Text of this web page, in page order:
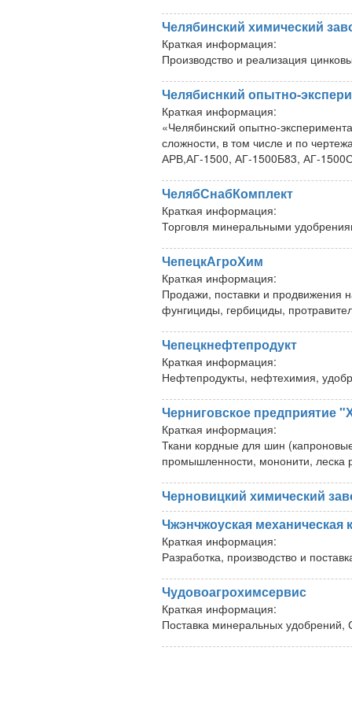
Челябинский химический
Краткая информация:
Производство и реализация
Челябиснкий опытно-
Краткая информация:
«Челябинский опытно-
сложности, в том числе и по
АРВ,АГ-1500, АГ-1500Б83, АГ-
ЧелябСнабКомплект
Краткая информация:
Торговля минеральными
ЧепецкАгроХим
Краткая информация:
Продажи, поставки и продвижения
фунгициды, гербициды,
Чепецкнефтепродукт
Краткая информация:
Нефтепродукты, нефтехимия,
Черниговское
Краткая информация:
Ткани кордные для шин
промышленности, мононити,
Черновицкий химический
Чжэнчжоуская
Краткая информация:
Разработка, производство и
Чудовоагрохимсервис
Краткая информация:
Поставка минеральных удобрений,